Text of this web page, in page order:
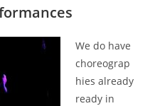
We do have
choreograp
hies already
ready in